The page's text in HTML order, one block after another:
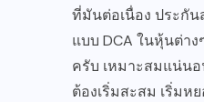
ที่มันต่อเนื่อง ประกั
แบบ DCA ในหุ้นต่า
ครับ เหมาะสมแน่น
ต้องเริ่มสะสม เริ่มห